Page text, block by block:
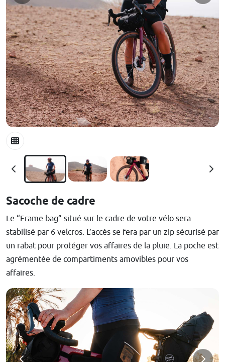
Sacoche de cadre
Le “Frame bag” situé sur le cadre de votre vélo sera
stabilisé par 6 velcros. L’accès se fera par un zip sécurisé par
un rabat pour protéger vos affaires de la pluie. La poche est
agrémentée de compartiments amovibles pour vos
affaires.